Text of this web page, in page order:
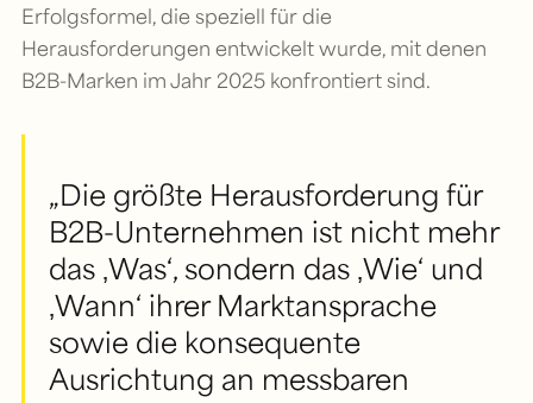
Erfolgsformel, die speziell für die
Herausforderungen entwickelt wurde, mit denen
B2B-Marken im Jahr 2025 konfrontiert sind.
„Die größte Herausforderung für
B2B-Unternehmen ist nicht mehr
das ‚Was‘, sondern das ‚Wie‘ und
‚Wann‘ ihrer Marktansprache
sowie die konsequente
Ausrichtung an messbaren